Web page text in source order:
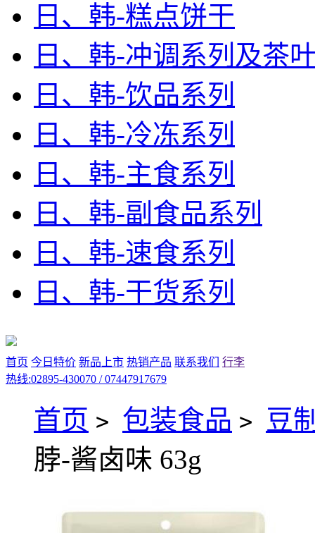
日、韩-糕点饼干
日、韩-冲调系列及茶
日、韩-饮品系列
日、韩-冷冻系列
日、韩-主食系列
日、韩-副食品系列
日、韩-速食系列
日、韩-干货系列
首页 今日特价 新品上市 热销产品 联系我们
行李
热线:02895-430070 / 07447917679
首页 > 包装食品 > 豆
脖-酱卤味 63g